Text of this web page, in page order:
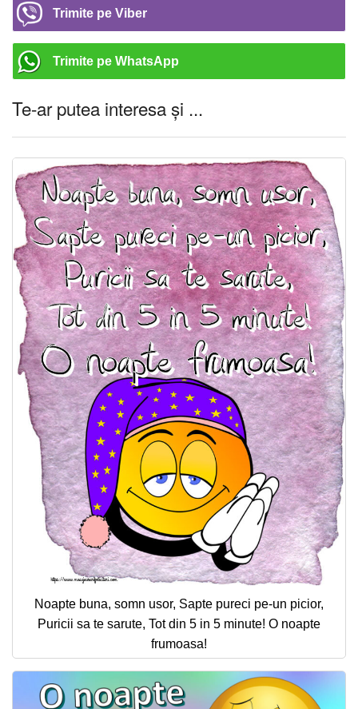
Trimite pe Viber
Trimite pe WhatsApp
Te-ar putea interesa și ...
Noapte buna, somn usor, Sapte pureci pe-un picior,
Puricii sa te sarute, Tot din 5 in 5 minute! O noapte
frumoasa!